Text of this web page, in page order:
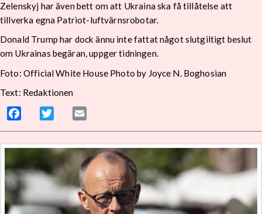
Zelenskyj har även bett om att Ukraina ska få tillåtelse att
tillverka egna Patriot-luftvärnsrobotar.
Donald Trump har dock ännu inte fattat något slutgiltigt beslut
om Ukrainas begäran, uppger tidningen.
Foto: Official White House Photo by Joyce N. Boghosian
Text: Redaktionen
Facebook Twitter